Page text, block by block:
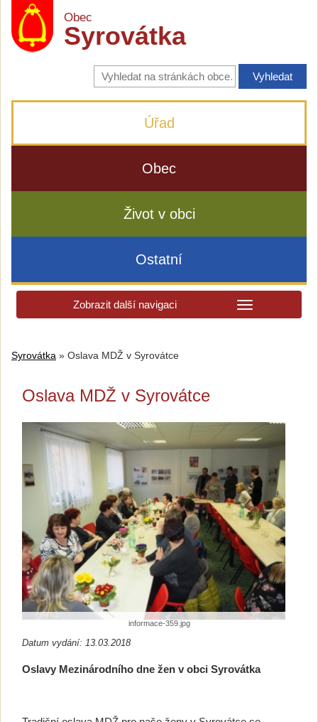
Obec
Syrovátka
Vyhledávání
na
stránkách
Úřad
Obec
Život v obci
Ostatní
Zobrazit další navigaci
Syrovátka » Oslava MDŽ v Syrovátce
Oslava MDŽ v Syrovátce
informace-359.jpg
Datum vydání: 13.03.2018
Oslavy Mezinárodního dne žen v obci Syrovátka